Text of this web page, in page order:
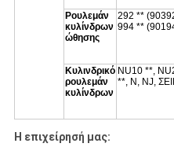
Ρουλεμάν
κυλίνδρων
ώθησης
292 **
994 **
Κυλινδρικό
ρουλεμάν
κυλίνδρων
NU10 **,
**, Ν, NJ,
Η επιχείρησή μας: